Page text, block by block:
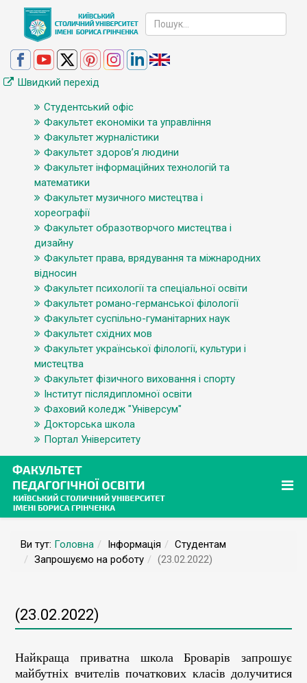
Швидкий перехід
Студентський офіс
Факультет економіки та управління
Факультет журналістики
Факультет здоров’я людини
Факультет інформаційних технологій та
математики
Факультет музичного мистецтва і
хореографії
Факультет образотворчого мистецтва і
дизайну
Факультет права, врядування та міжнародних
відносин
Факультет психології та спеціальної освіти
Факультет романо-германської філології
Факультет суспільно-гуманітарних наук
Факультет східних мов
Факультет української філології, культури і
мистецтва
Факультет фізичного виховання і спорту
Інститут післядипломної освіти
Фаховий коледж "Універсум"
Докторська школа
Портал Університету
Ви тут: Головна Інформація
Студентам
Запрошуємо на роботу
(23.02.2022)
(23.02.2022)
Найкраща приватна школа Броварів запрошує
майбутніх вчителів початкових класів долучитися